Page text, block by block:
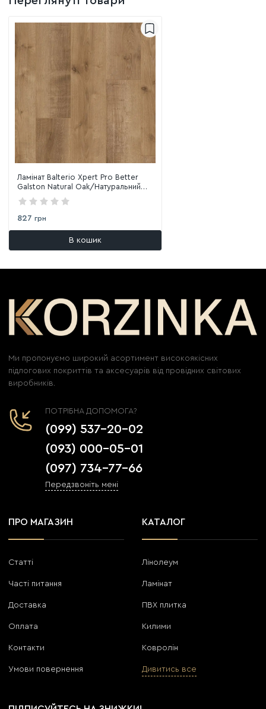
Ламінат Balterio Xpert Pro Better
Galston Natural Oak/Натуральний
дуб Галстон 00339
827 грн
В кошик
Ми пропонуємо широкий асортимент високоякісних
підлогових покриттів та аксесуарів від провідних світових
виробників.
ПОТРІБНА ДОПОМОГА?
(099) 537-20-02
(093) 000-05-01
(097) 734-77-66
Передзвоніть мені
ПРО МАГАЗИН
Статті
Часті питання
Доставка
Оплата
Контакти
Умови повернення
КАТАЛОГ
Лінолеум
Ламінат
ПВХ плитка
Килими
Ковролін
Дивитись все